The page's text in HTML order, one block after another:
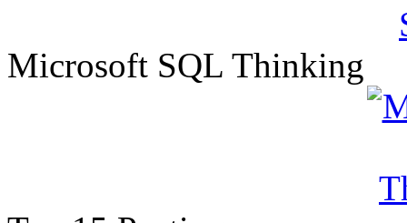
Microsoft SQL Thinking